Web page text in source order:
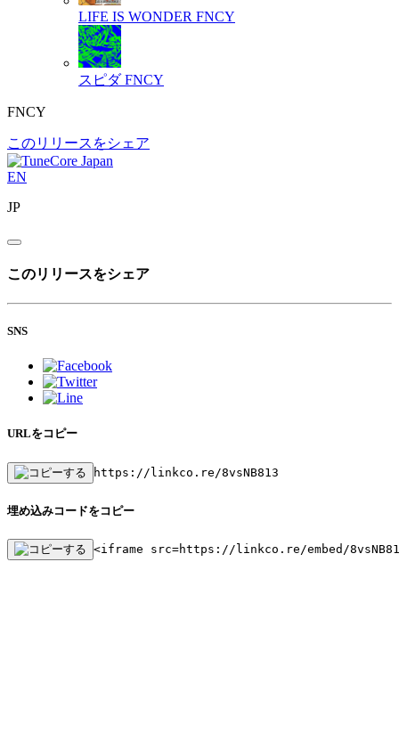
LIFE IS WONDER FNCY
スピダ FNCY
FNCY
このリリースをシェア
EN
JP
このリリースをシェア
SNS
URLをコピー
https://linkco.re/8vsNB813
埋め込みコードをコピー
<iframe src=https://linkco.re/embed/